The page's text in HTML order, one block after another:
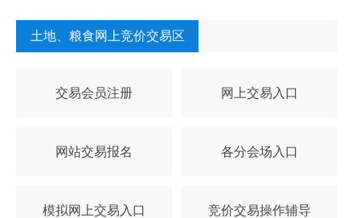
土地、粮食网上竞价交易区
交易会员注册 网上交易入口
网站交易报名 各分会场入口
模拟网上交易入口 竞价交易操作辅导